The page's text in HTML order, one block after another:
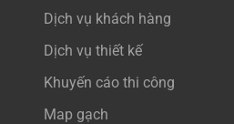
Dịch vụ khách hàng
Dịch vụ thiết kế
Khuyến cáo thi công
Map gạch